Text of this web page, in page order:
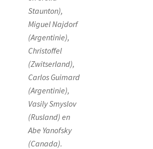
Staunton),
Miguel Najdorf
(Argentinie),
Christoffel
(Zwitserland),
Carlos Guimard
(Argentinie),
Vasily Smyslov
(Rusland) en
Abe Yanofsky
(Canada).